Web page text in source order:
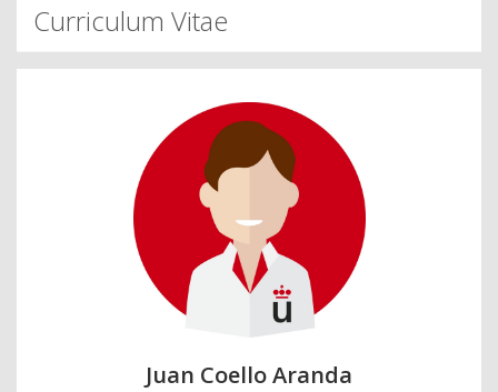
Curriculum Vitae
Juan Coello Aranda